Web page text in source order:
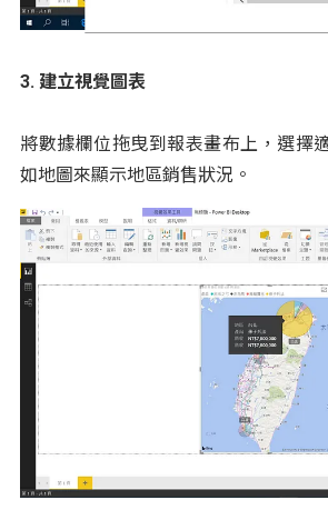
3. 建立視覺圖表
將數據欄位拖曳到報表畫布上，選擇
如地圖來顯示地區銷售狀況。